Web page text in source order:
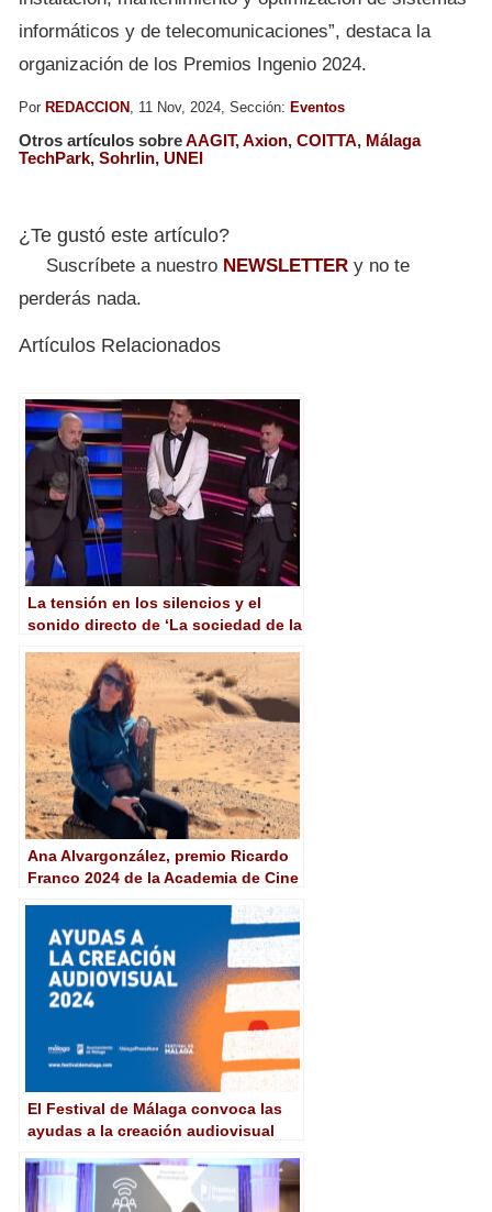
informáticos y de telecomunicaciones”, destaca la
organización de los Premios Ingenio 2024.
Por REDACCION , 11 Nov, 2024, Sección: Eventos
Otros artículos sobreAAGIT,Axion, COITTA, Málaga
TechPark, Sohrlin, UNEI
¿Te gustó este artículo?
Suscríbete a nuestro NEWSLETTER y no te
perderás nada.
Artículos Relacionados
La tensión en los silencios y el
sonido directo de ‘La sociedad de la
2024
Ana Alvargonzález, premio Ricardo
Franco 2024 de la Academia de Cine
El Festival de Málaga convoca las
ayudas a la creación audiovisual